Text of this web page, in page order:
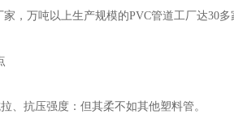
家，万吨以上生产规模的PVC管道工厂达30
、抗压强度：但其柔不如其他塑料管。